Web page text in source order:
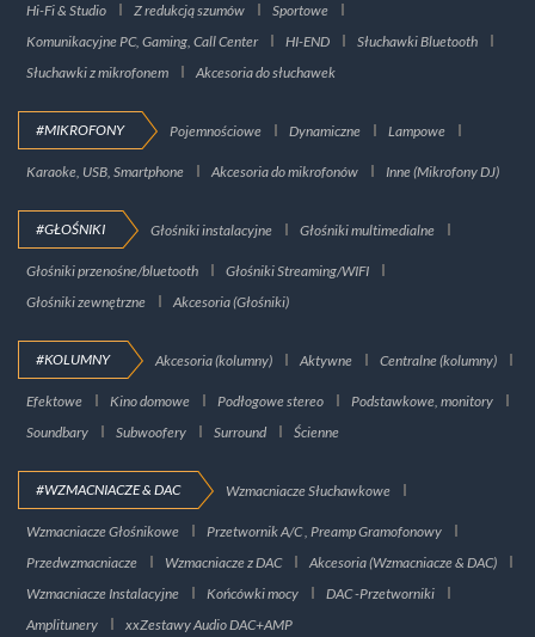
Hi-Fi & Studio Z redukcją szumów
Sportowe
Komunikacyjne PC, Gaming, Call Center
HI-END
Słuchawki Bluetooth
Słuchawki z mikrofonem
Akcesoria do słuchawek
#MIKROFONY Pojemnościowe Dynamiczne Lampowe
Karaoke, USB, Smartphone Akcesoria do mikrofonów Inne (Mikrofony DJ)
#GŁOŚNIKI Głośniki instalacyjne Głośniki multimedialne
Głośniki przenośne/bluetooth
Głośniki Streaming/WIFI
Głośniki zewnętrzne
Akcesoria (Głośniki)
#KOLUMNY Akcesoria (kolumny) Aktywne Centralne (kolumny)
Efektowe Kino domowe Podłogowe stereo
Podstawkowe, monitory
Soundbary
Subwoofery Surround Ścienne
#WZMACNIACZE & DAC Wzmacniacze Słuchawkowe
Wzmacniacze Głośnikowe
Przetwornik A/C , Preamp Gramofonowy
Przedwzmacniacze
Wzmacniacze z DAC
Akcesoria (Wzmacniacze & DAC)
Wzmacniacze Instalacyjne
Końcówki mocy
DAC -Przetworniki
Amplitunery
xxZestawy Audio DAC+AMP